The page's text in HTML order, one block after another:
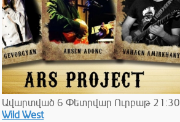
Ավարտված 6 Փետրվար Ուրբաթ 21:30
Wild West